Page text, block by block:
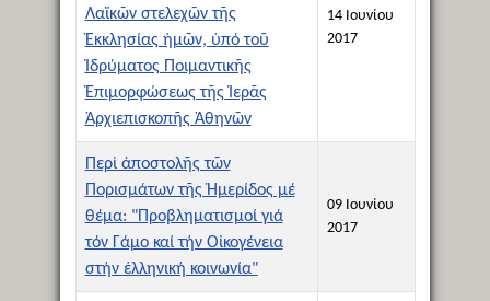
Λαϊκῶν στελεχῶν τῆς
Ἐκκλησίας ἡμῶν, ὑπό τοῦ
Ἱδρύματος Ποιμαντικῆς
Ἐπιμορφώσεως τῆς Ἱερᾶς
Ἀρχιεπισκοπῆς Ἀθηνῶν
14 Ιουνίου
2017
Περί ἀποστολῆς τῶν
Πορισμάτων τῆς Ἡμερίδος μέ
θέμα: "Προβληματισμοί γιά
τόν Γάμο καί τήν Οἰκογένεια
στήν ἑλληνική κοινωνία"
09 Ιουνίου
2017